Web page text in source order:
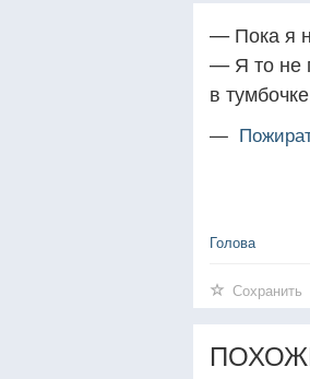
— Пока я
— Я то не
в
—
Голова
Сохранить